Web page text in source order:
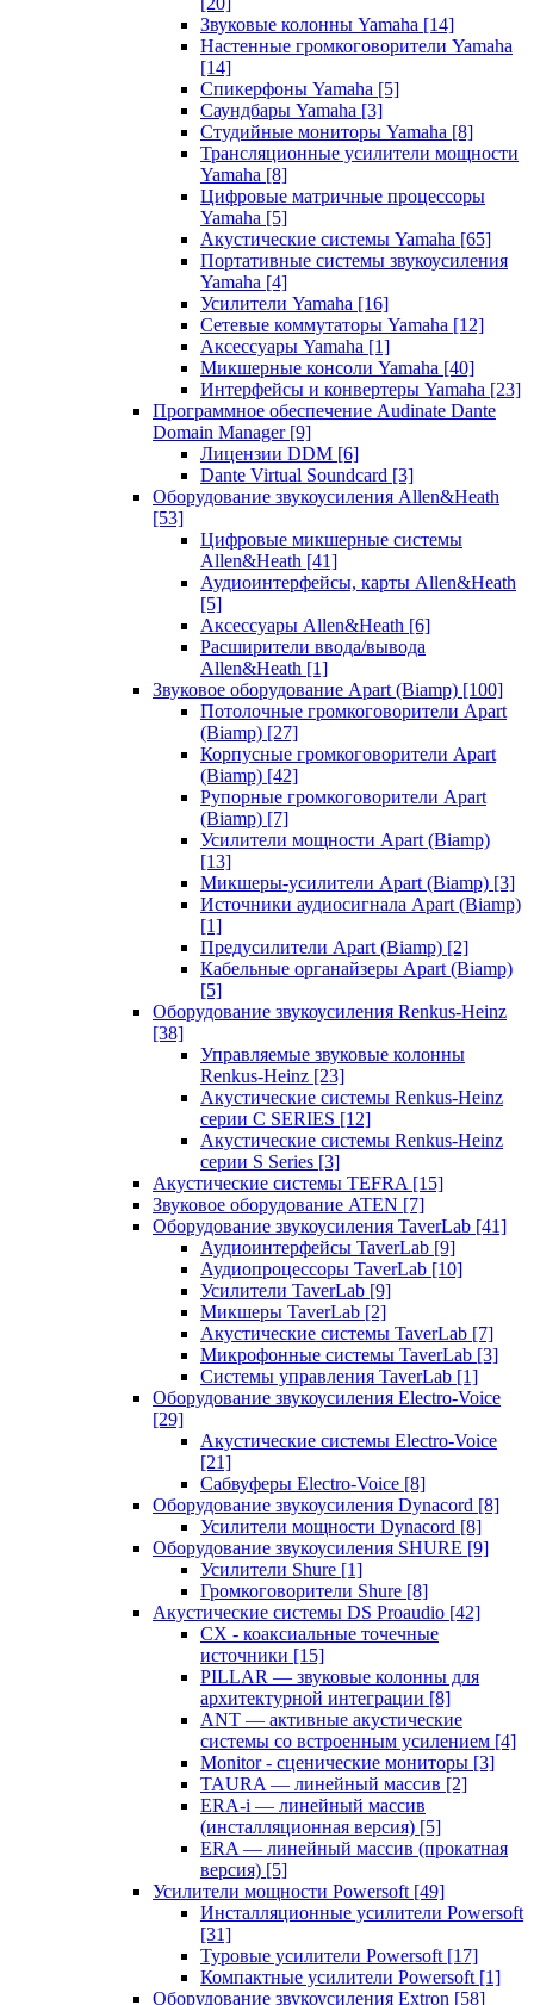
Звуковые колонны Yamaha [14]
Настенные громкоговорители Yamaha
[14]
Спикерфоны Yamaha [5]
Саундбары Yamaha [3]
Студийные мониторы Yamaha [8]
Трансляционные усилители мощности
Yamaha [8]
Цифровые матричные процессоры
Yamaha [5]
Акустические системы Yamaha [65]
Портативные системы звукоусиления
Yamaha [4]
Усилители Yamaha [16]
Сетевые коммутаторы Yamaha [12]
Аксессуары Yamaha [1]
Микшерные консоли Yamaha [40]
Интерфейсы и конвертеры Yamaha [23]
Программное обеспечение Audinate Dante
Domain Manager [9]
Лицензии DDM [6]
Dante Virtual Soundcard [3]
Оборудование звукоусиления Allen&Heath
[53]
Цифровые микшерные системы
Allen&Heath [41]
Аудиоинтерфейсы, карты Allen&Heath
[5]
Аксессуары Allen&Heath [6]
Расширители ввода/вывода
Allen&Heath [1]
Звуковое оборудование Apart (Biamp) [100]
Потолочные громкоговорители Apart
(Biamp) [27]
Корпусные громкоговорители Apart
(Biamp) [42]
Рупорные громкоговорители Apart
(Biamp) [7]
Усилители мощности Apart (Biamp)
[13]
Микшеры-усилители Apart (Biamp) [3]
Источники аудиосигнала Apart (Biamp)
[1]
Предусилители Apart (Biamp) [2]
Кабельные органайзеры Apart (Biamp)
[5]
Оборудование звукоусиления Renkus-Heinz
[38]
Управляемые звуковые колонны
Renkus-Heinz [23]
Акустические системы Renkus-Heinz
серии C SERIES [12]
Акустические системы Renkus-Heinz
серии S Series [3]
Акустические системы TEFRA [15]
Звуковое оборудование ATEN [7]
Оборудование звукоусиления TaverLab [41]
Аудиоинтерфейсы TaverLab [9]
Аудиопроцессоры TaverLab [10]
Усилители TaverLab [9]
Микшеры TaverLab [2]
Акустические системы TaverLab [7]
Микрофонные системы TaverLab [3]
Системы управления TaverLab [1]
Оборудование звукоусиления Electro-Voice
[29]
Акустические системы Electro-Voice
[21]
Сабвуферы Electro-Voice [8]
Оборудование звукоусиления Dynacord [8]
Усилители мощности Dynacord [8]
Оборудование звукоусиления SHURE [9]
Усилители Shure [1]
Громкоговорители Shure [8]
Акустические системы DS Proaudio [42]
CX - коаксиальные точечные
источники [15]
PILLAR — звуковые колонны для
архитектурной интеграции [8]
ANT — активные акустические
системы со встроенным усилением [4]
Monitor - сценические мониторы [3]
TAURA — линейный массив [2]
ERA-i — линейный массив
(инсталляционная версия) [5]
ERA — линейный массив (прокатная
версия) [5]
Усилители мощности Powersoft [49]
Инсталляционные усилители Powersoft
[31]
Туровые усилители Powersoft [17]
Компактные усилители Powersoft [1]
Оборудование звукоусиления Extron [58]